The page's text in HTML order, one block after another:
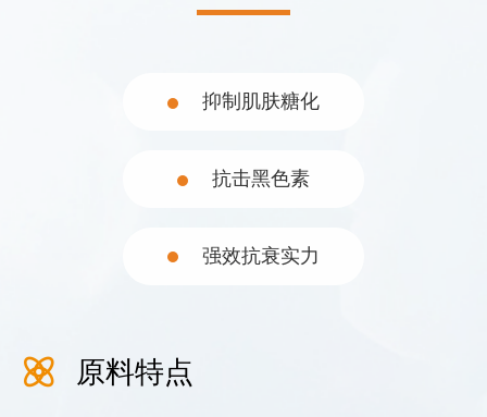
上海市徐汇区中山西路1602号宏汇国际广场B
Powered by zhulu 法律声明
抑制肌肤糖化
抗击黑色素
强效抗衰实力
原料特点